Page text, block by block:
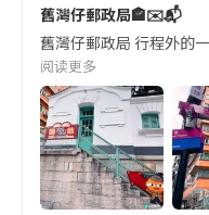
舊灣仔郵政局🏤✉️📬
舊灣仔郵政局 行程外的
阅读更多